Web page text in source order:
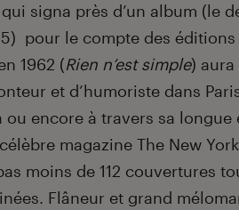
signa près d’un album (le
pour le compte des
1962 (Rien n’est simple)
et d’humoriste dans
ou encore à travers sa
magazine The New
moins de 112 couvertures
Flâneur et grand